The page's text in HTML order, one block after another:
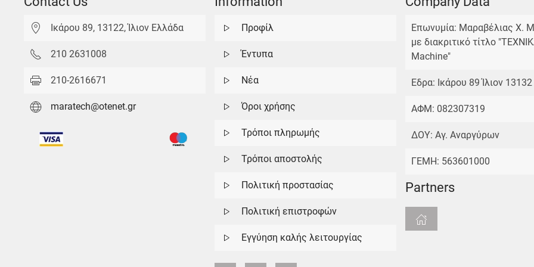
Ικάρου 89, 13122, Ίλιον Ελλάδα
210 2631008
210-2616671
maratech@otenet.gr
Προφίλ
Έντυπα
Νέα
Όροι χρήσης
Τρόποι πληρωμής
Τρόποι αποστολής
Πολιτική προστασίας
Πολιτική επιστροφών
Εγγύηση καλής λειτουργίας
Επωνυμία: Μαραβέλιας Χ.
με διακριτικό τίτλο
Machine"
Εδρα: Ικάρου 89 Ίλιον 13132
ΑΦΜ: 082307319
ΔΟΥ: Αγ. Αναργύρων
ΓΕΜΗ: 563601000
Partners